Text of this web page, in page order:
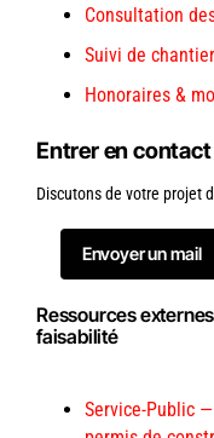
Consultation
Suivi de
Honoraires &
Entrer en contact
Discutons de votre projet
Envoyer un mail
Ressources
faisabilité
Service-Public